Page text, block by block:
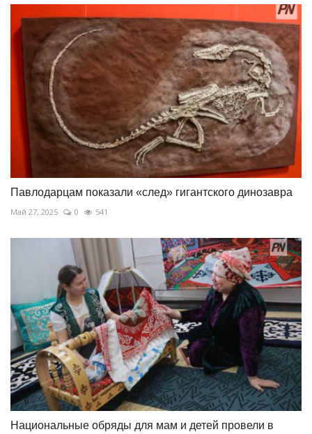
Павлодарцам показали «след» гигантского динозавра
Май 27, 2025 0 541
Национальные обряды для мам и детей провели в